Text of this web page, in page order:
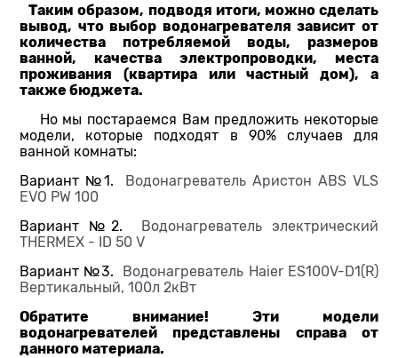
Таким образом, подводя итоги, можно сделать
вывод, что выбор водонагревателя зависит от
количества потребляемой воды, размеров
ванной, качества электропроводки, места
проживания (квартира или частный дом), а
также бюджета.
Но мы постараемся Вам предложить некоторые
модели, которые подходят в 90% случаев для
ванной комнаты:
Вариант №1.
Водонагреватель Аристон ABS VLS
EVO PW 100
Вариант №2.
Водонагреватель электрический
THERMEX - ID 50 V
Вариант №3.
Водонагреватель Haier ES100V-D1(R)
Вертикальный, 100л 2кВт
Обратите внимание! Эти модели
водонагревателей представлены справа от
данного материала.